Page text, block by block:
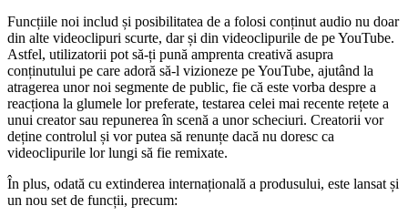
Funcțiile noi includ și posibilitatea de a folosi conținut audio nu doar
din alte videoclipuri scurte, dar și din videoclipurile de pe YouTube.
Astfel, utilizatorii pot să-ți pună amprenta creativă asupra
conținutului pe care adoră să-l vizioneze pe YouTube, ajutând la
atragerea unor noi segmente de public, fie că este vorba despre a
reacționa la glumele lor preferate, testarea celei mai recente rețete a
unui creator sau repunerea în scenă a unor scheciuri. Creatorii vor
deține controlul și vor putea să renunțe dacă nu doresc ca
videoclipurile lor lungi să fie remixate.
În plus, odată cu extinderea internațională a produsului, este lansat și
un nou set de funcții, precum: